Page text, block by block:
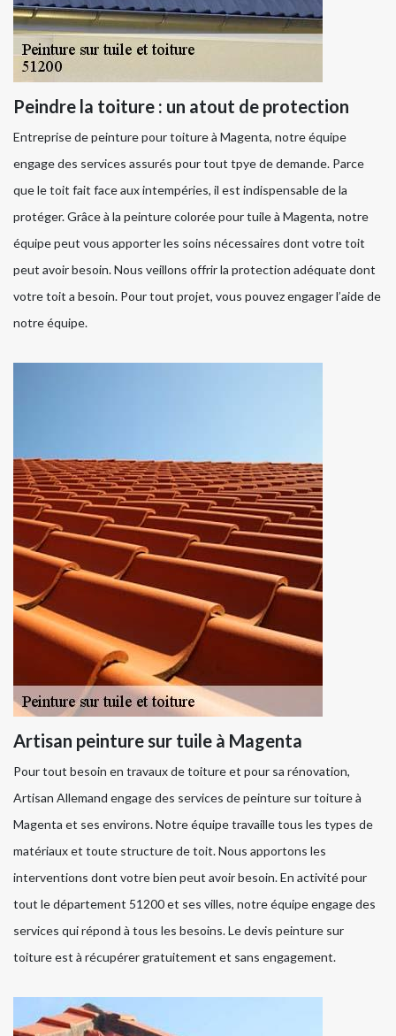
Peindre la toiture : un atout de protection
Entreprise de peinture pour toiture à Magenta, notre équipe
engage des services assurés pour tout tpye de demande. Parce
que le toit fait face aux intempéries, il est indispensable de la
protéger. Grâce à la peinture colorée pour tuile à Magenta, notre
équipe peut vous apporter les soins nécessaires dont votre toit
peut avoir besoin. Nous veillons offrir la protection adéquate dont
votre toit a besoin. Pour tout projet, vous pouvez engager l’aide de
notre équipe.
Artisan peinture sur tuile à Magenta
Pour tout besoin en travaux de toiture et pour sa rénovation,
Artisan Allemand engage des services de peinture sur toiture à
Magenta et ses environs. Notre équipe travaille tous les types de
matériaux et toute structure de toit. Nous apportons les
interventions dont votre bien peut avoir besoin. En activité pour
tout le département 51200 et ses villes, notre équipe engage des
services qui répond à tous les besoins. Le devis peinture sur
toiture est à récupérer gratuitement et sans engagement.